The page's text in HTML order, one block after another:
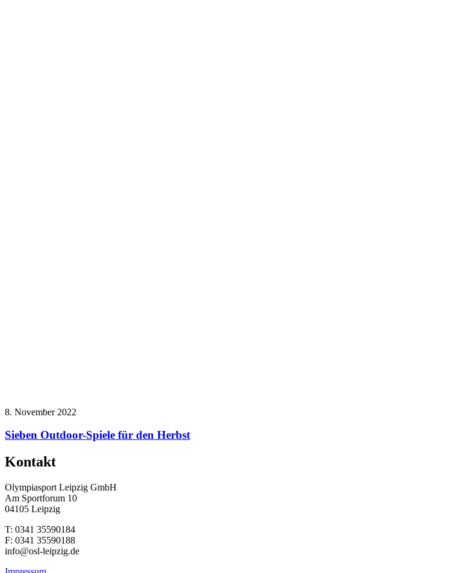
8. November 2022
Sieben Outdoor-Spiele für den Herbst
Kontakt
Olympiasport Leipzig GmbH
Am Sportforum 10
04105 Leipzig
T: 0341 35590184
F: 0341 35590188
info@osl-leipzig.de